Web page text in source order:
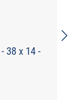
38 x 14 -